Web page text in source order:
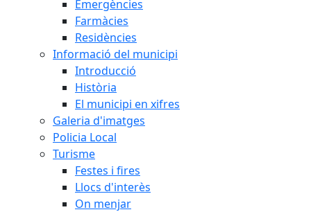
Emergències
Farmàcies
Residències
Informació del municipi
Introducció
Història
El municipi en xifres
Galeria d'imatges
Policia Local
Turisme
Festes i fires
Llocs d'interès
On menjar